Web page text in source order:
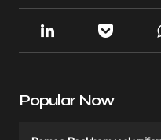
Popular Now